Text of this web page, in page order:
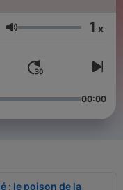
Volumen 1 x
00:00
: le poison de la